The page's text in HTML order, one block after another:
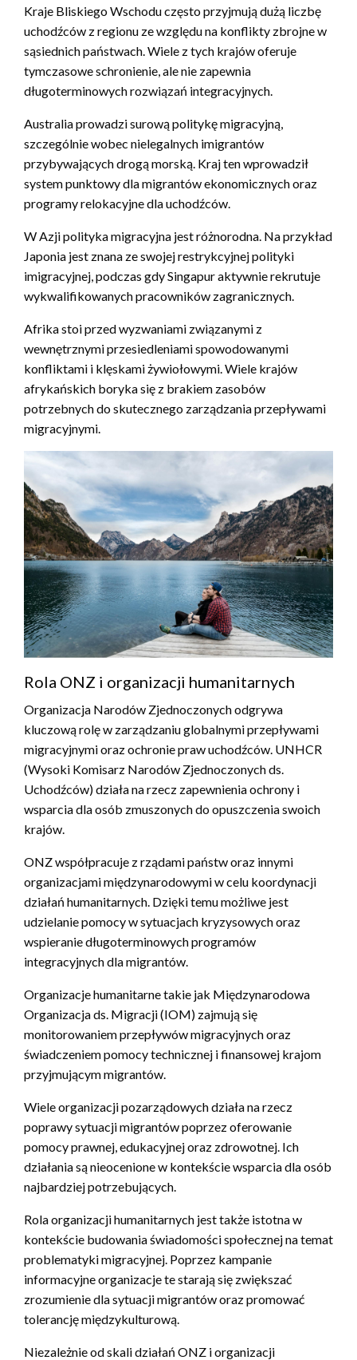
Kraje Bliskiego Wschodu często przyjmują dużą liczbę
uchodźców z regionu ze względu na konflikty zbrojne w
sąsiednich państwach. Wiele z tych krajów oferuje
tymczasowe schronienie, ale nie zapewnia
długoterminowych rozwiązań integracyjnych.
Australia prowadzi surową politykę migracyjną,
szczególnie wobec nielegalnych imigrantów
przybywających drogą morską. Kraj ten wprowadził
system punktowy dla migrantów ekonomicznych oraz
programy relokacyjne dla uchodźców.
W Azji polityka migracyjna jest różnorodna. Na przykład
Japonia jest znana ze swojej restrykcyjnej polityki
imigracyjnej, podczas gdy Singapur aktywnie rekrutuje
wykwalifikowanych pracowników zagranicznych.
Afrika stoi przed wyzwaniami związanymi z
wewnętrznymi przesiedleniami spowodowanymi
konfliktami i klęskami żywiołowymi. Wiele krajów
afrykańskich boryka się z brakiem zasobów
potrzebnych do skutecznego zarządzania przepływami
migracyjnymi.
Rola ONZ i organizacji humanitarnych
Organizacja Narodów Zjednoczonych odgrywa
kluczową rolę w zarządzaniu globalnymi przepływami
migracyjnymi oraz ochronie praw uchodźców. UNHCR
(Wysoki Komisarz Narodów Zjednoczonych ds.
Uchodźców) działa na rzecz zapewnienia ochrony i
wsparcia dla osób zmuszonych do opuszczenia swoich
krajów.
ONZ współpracuje z rządami państw oraz innymi
organizacjami międzynarodowymi w celu koordynacji
działań humanitarnych. Dzięki temu możliwe jest
udzielanie pomocy w sytuacjach kryzysowych oraz
wspieranie długoterminowych programów
integracyjnych dla migrantów.
Organizacje humanitarne takie jak Międzynarodowa
Organizacja ds. Migracji (IOM) zajmują się
monitorowaniem przepływów migracyjnych oraz
świadczeniem pomocy technicznej i finansowej krajom
przyjmującym migrantów.
Wiele organizacji pozarządowych działa na rzecz
poprawy sytuacji migrantów poprzez oferowanie
pomocy prawnej, edukacyjnej oraz zdrowotnej. Ich
działania są nieocenione w kontekście wsparcia dla osób
najbardziej potrzebujących.
Rola organizacji humanitarnych jest także istotna w
kontekście budowania świadomości społecznej na temat
problematyki migracyjnej. Poprzez kampanie
informacyjne organizacje te starają się zwiększać
zrozumienie dla sytuacji migrantów oraz promować
tolerancję międzykulturową.
Niezależnie od skali działań ONZ i organizacji